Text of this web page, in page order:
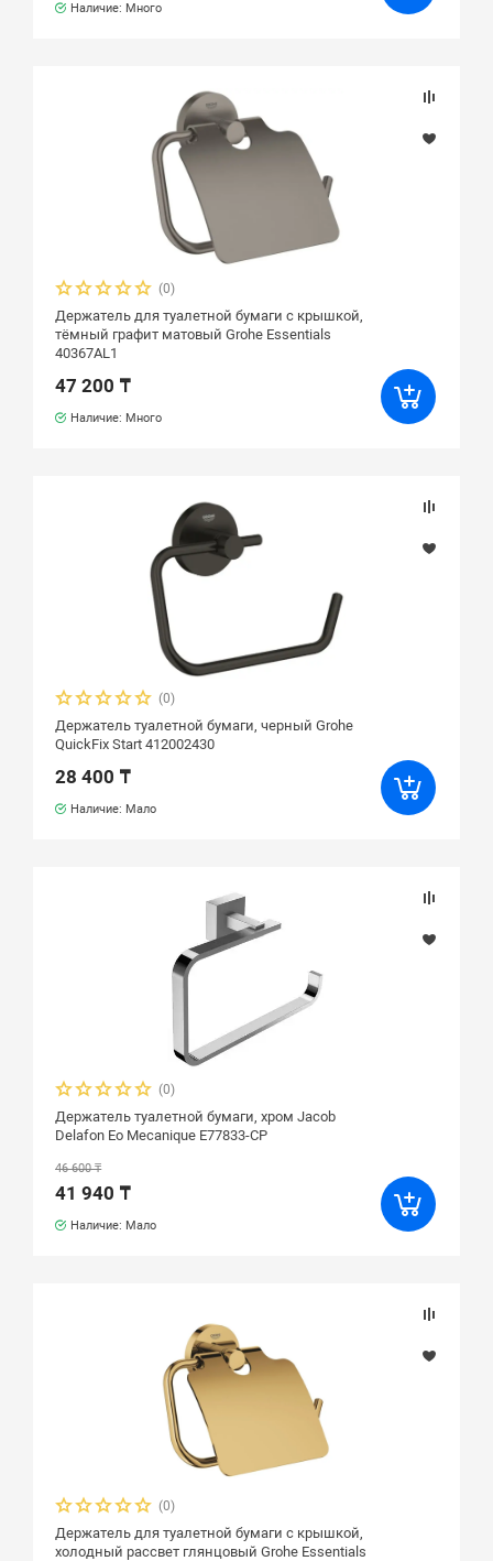
Наличие: Много
(0)
Держатель для туалетной бумаги с крышкой,
тёмный графит матовый Grohe Essentials
40367AL1
47 200 ₸
Наличие: Много
(0)
Держатель туалетной бумаги, черный Grohe
QuickFix Start 412002430
28 400 ₸
Наличие: Мало
(0)
Держатель туалетной бумаги, хром Jacob
Delafon Eo Mecanique E77833-CP
46 600 ₸
41 940 ₸
Наличие: Мало
(0)
Держатель для туалетной бумаги с крышкой,
холодный рассвет глянцовый Grohe Essentials